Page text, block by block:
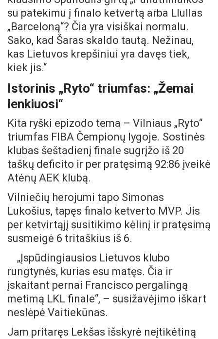
su patekimu į finalo ketvertą arba Llullas
„Barceloną“? Čia yra visiškai normalu.
Sako, kad Šaras skaldo tautą. Nežinau,
kas Lietuvos krepšiniui yra davęs tiek,
kiek jis.“
Istorinis „Ryto“ triumfas: „Žemai
lenkiuosi“
Kita ryški epizodo tema – Vilniaus „Ryto“
triumfas FIBA Čempionų lygoje. Sostinės
klubas šeštadienį finale sugrįžo iš 20
taškų deficito ir per pratęsimą 92:86 įveikė
Atėnų AEK klubą.
Vilniečių herojumi tapo Simonas
Lukošius, tapęs finalo ketverto MVP. Jis
per ketvirtąjį susitikimo kėlinį ir pratęsimą
susmeigė 6 tritaškius iš 6.
„Įspūdingiausios Lietuvos klubo
rungtynės, kurias esu matęs. Čia ir
įskaitant pernai Francisco pergalingą
metimą LKL finale“, – susižavėjimo iškart
neslėpė Vaitiekūnas.
Jam pritaręs Lekšas išskyrė neįtikėtiną